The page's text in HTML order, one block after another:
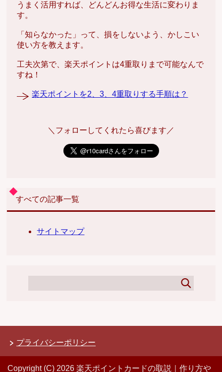
うまく活用すれば、どんどんお得な生活に変わりま
す。
「知らなかった」って、損をしないよう、かしこい
使い方を教えます。
工夫次第で、楽天ポイントは4重取りまで可能なんで
すね！
楽天ポイントを2、3、4重取りする手順は？
＼フォローしてくれたら喜びます／
すべての記事一覧
サイトマップ
プライバシーポリシー
Copyright (C) 2026 楽天ポイントカードの取説｜作り方や